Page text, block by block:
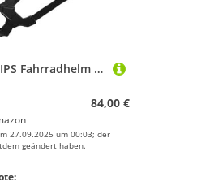
POC Crane MIPS Fahrradhelm - Leichter, strapazierfähiger und druckstabiler Helm mit einem einzigartigen, doppelt verstärkten EPS-Einsatz, Uranium Black Matt
84,00 €
27.09.2025 um 00:03; der
geändert haben.